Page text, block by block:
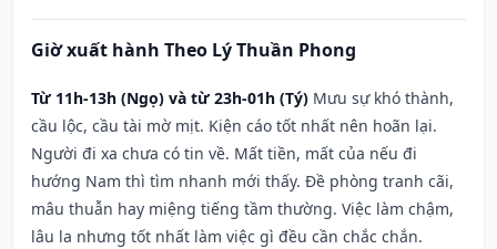
Giờ xuất hành Theo Lý Thuần Phong
Từ 11h-13h (Ngọ) và từ 23h-01h (Tý) Mưu sự khó thành,
cầu lộc, cầu tài mờ mịt. Kiện cáo tốt nhất nên hoãn lại.
Người đi xa chưa có tin về. Mất tiền, mất của nếu đi
hướng Nam thì tìm nhanh mới thấy. Đề phòng tranh cãi,
mâu thuẫn hay miệng tiếng tầm thường. Việc làm chậm,
lâu la nhưng tốt nhất làm việc gì đều cần chắc chắn.